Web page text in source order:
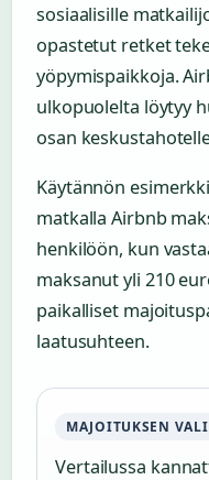
sosiaalisille
opastetut retket
yöpymispaikkoja.
ulkopuolelta löytyy
osan
Käytännön
matkalla Airbnb
henkilöön, kun
maksanut yli 210
paikalliset
laatusuhteen.
MAJOITUKSEN
Vertailussa